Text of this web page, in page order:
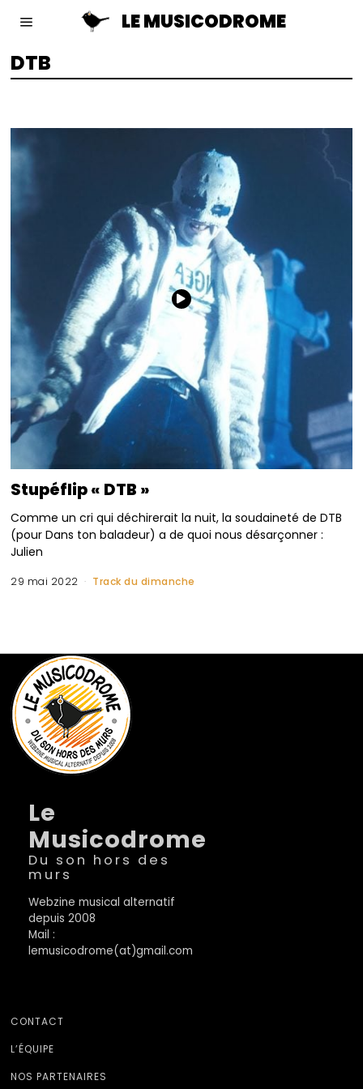
LE MUSICODROME
DTB
Stupéflip « DTB »
Comme un cri qui déchirerait la nuit, la soudaineté de DTB
(pour Dans ton baladeur) a de quoi nous désarçonner :
Julien
29 mai 2022 Track du dimanche
Le
Musicodrome
Du son hors des
murs
Webzine musical alternatif
depuis 2008
Mail :
lemusicodrome(at)gmail.com
CONTACT
L’ÉQUIPE
NOS PARTENAIRES